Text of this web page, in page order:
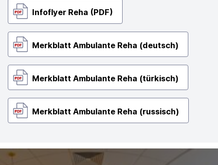
Infoflyer Reha (PDF)
Merkblatt Ambulante Reha (deutsch)
Merkblatt Ambulante Reha (türkisch)
Merkblatt Ambulante Reha (russisch)